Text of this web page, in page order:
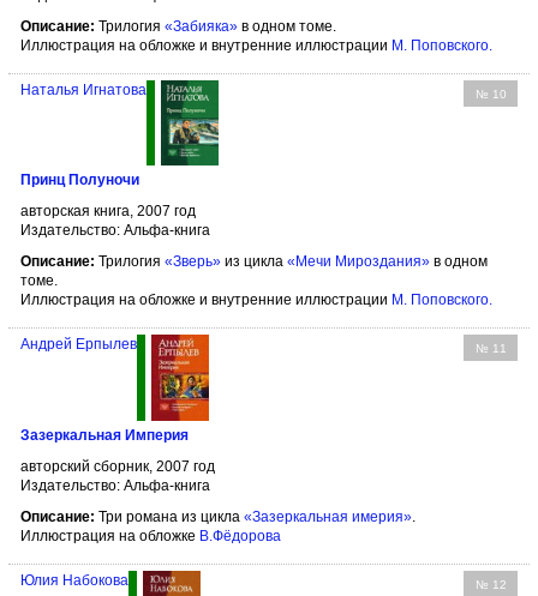
Описание: Трилогия «Забияка» в одном томе.
Иллюстрация на обложке и внутренние иллюстрации М. Поповского
№ 10
Наталья Игнатова
Принц Полуночи
авторская книга, 2007 год
Издательство: Альфа-книга
Описание: Трилогия «Зверь» из цикла «Мечи Мироздания» в одном
томе.
Иллюстрация на обложке и внутренние иллюстрации М. Поповского.
№ 11
Андрей Ерпылев
Зазеркальная Империя
авторский сборник, 2007 год
Издательство: Альфа-книга
Описание: Три романа из цикла «Зазеркальная имерия».
Иллюстрация на обложке В.Фёдорова
№ 12
Юлия Набокова